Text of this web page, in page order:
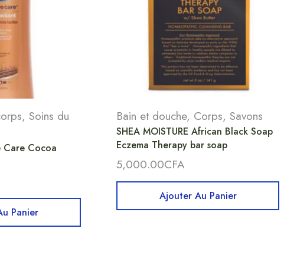
, Soins du
Care Cocoa
Panier
Bain et douche, Corps, Savons
SHEA MOISTURE African Black Soap
Eczema Therapy bar soap
5,000.00CFA
Ajouter Au Panier